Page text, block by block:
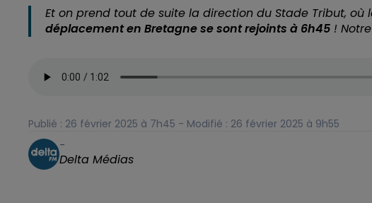
Et on prend tout de suite la direction du Stade Tribut, où
déplacement en Bretagne se sont rejoints à 6h45 !
Publié : 26 février 2025 à 7h45 - Modifié : 26 février 2025 à 9h55
-
Delta Médias